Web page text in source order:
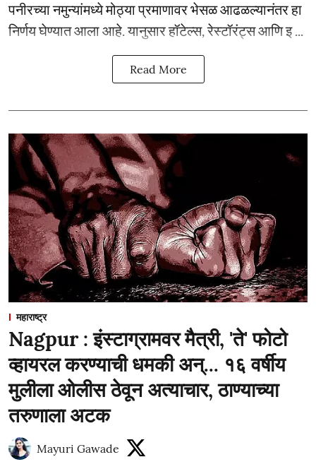
पनीरच्या नमुन्यांमध्ये मोठ्या प्रमाणावर भेसळ आढळल्यानंतर हा
निर्णय घेण्यात आला आहे. यानुसार हॉटेल्स, रेस्टॉरंट्स आणि इ ...
Read More
महाराष्ट्र
Nagpur : इंस्टाग्रामवर मैत्री, 'ते' फोटो
व्हायरल करण्याची धमकी अन्... १६ वर्षीय
मुलीला ओलीस ठेवून अत्याचार, ठाण्याच्या
तरुणाला अटक
Mayuri Gawade